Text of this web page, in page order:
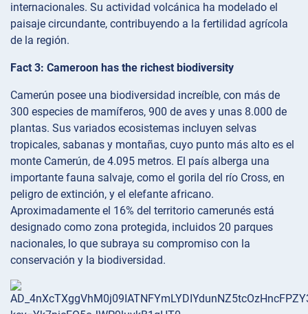
internacionales. Su actividad volcánica ha modelado el
paisaje circundante, contribuyendo a la fertilidad agrícola
de la región.
Fact 3: Cameroon has the richest biodiversity
Camerún posee una biodiversidad increíble, con más de
300 especies de mamíferos, 900 de aves y unas 8.000 de
plantas. Sus variados ecosistemas incluyen selvas
tropicales, sabanas y montañas, cuyo punto más alto es el
monte Camerún, de 4.095 metros. El país alberga una
importante fauna salvaje, como el gorila del río Cross, en
peligro de extinción, y el elefante africano.
Aproximadamente el 16% del territorio camerunés está
designado como zona protegida, incluidos 20 parques
nacionales, lo que subraya su compromiso con la
conservación y la biodiversidad.